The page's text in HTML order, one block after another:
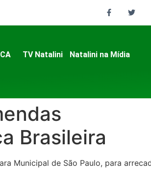
TV Natalini
Natalini na Mídia
Brasileira
Municipal de São Paulo, para